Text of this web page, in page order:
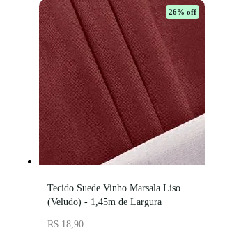
26% off
Tecido Suede Vinho Marsala Liso
(Veludo) - 1,45m de Largura
R$ 18,90